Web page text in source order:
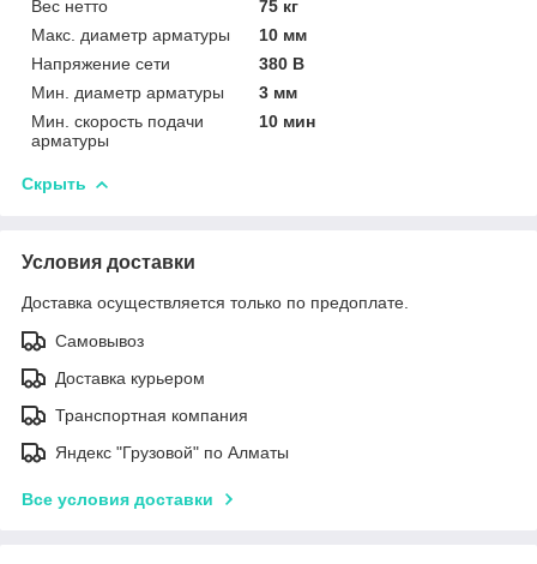
Вес нетто
75 кг
Макс. диаметр арматуры
10 мм
Напряжение сети
380 В
Мин. диаметр арматуры
3 мм
Мин. скорость подачи
арматуры
10 мин
Скрыть
Условия доставки
Доставка осуществляется только по предоплате.
Самовывоз
Доставка курьером
Транспортная компания
Яндекс "Грузовой" по Алматы
Все условия доставки